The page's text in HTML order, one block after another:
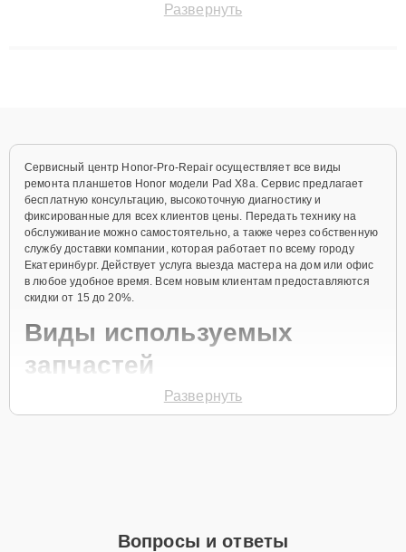
сохранением гарантии до 3 лет. Наши мастера решают
Развернуть
Сервисный центр Honor-Pro-Repair осуществляет все виды
ремонта планшетов Honor модели Pad X8a. Сервис предлагает
бесплатную консультацию, высокоточную диагностику и
фиксированные для всех клиентов цены. Передать технику на
обслуживание можно самостоятельно, а также через собственную
службу доставки компании, которая работает по всему городу
Екатеринбург. Действует услуга выезда мастера на дом или офис
в любое удобное время. Всем новым клиентам предоставляются
скидки от 15 до 20%.
Виды используемых
запчастей
Для ремонта планшета модели Pad X8a предлагаются как
активное использование устройства дольше
Развернуть
Вопросы и ответы